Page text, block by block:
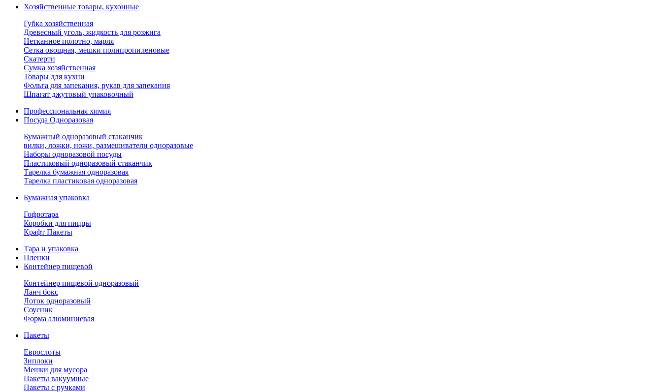
Хозяйственные товары, кухонные
Губка хозяйственная
Древесный уголь, жидкость для розжига
Нетканное полотно, марля
Сетка овощная, мешки полипропиленовые
Скатерти
Сумка хозяйственная
Товары для кухни
Фольга для запекания, рукав для запекания
Шпагат джутовый упаковочный
Профессиональная химия
Посуда Одноразовая
Бумажный одноразовый стаканчик
вилки, ложки, ножи, размешиватели одноразовые
Наборы одноразовой посуды
Пластиковый одноразовый стаканчик
Тарелка бумажная одноразовая
Тарелка пластиковая одноразовая
Бумажная упаковка
Гофротара
Коробки для пиццы
Крафт Пакеты
Тара и упаковка
Пленки
Контейнер пищевой
Контейнер пищевой одноразовый
Ланч бокс
Лоток одноразовый
Соусник
Форма алюминиевая
Пакеты
Еврослоты
Зиплоки
Мешки для мусора
Пакеты вакуумные
Пакеты с ручками